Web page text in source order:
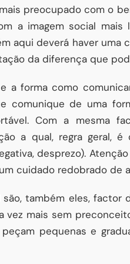
preocupado com o
a imagem social mais
aqui deverá haver uma
da diferença que
a forma como
comunique de uma
Com a mesma
a qual, regra geral,
desprezo).
cuidado redobrado de
também eles, factor
mais sem
pequenas e